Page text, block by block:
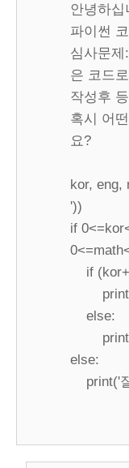
안녕하십
파이썬
심사문
은 코드로
작성후
혹시 어
요?
kor, eng,
'))
if
if
print('
else:
print('
else:
print('